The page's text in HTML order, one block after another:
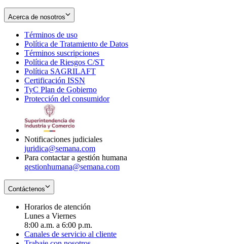
Acerca de nosotros
Términos de uso
in
new
window
Política de Tratamiento de Datos
Términos suscripciones
in
Política de Riesgos C/ST
Política SAGRILAFT
new
window
Certificación ISSN
in
new
TyC Plan de Gobierno
in
Protección del consumidorOpens
Notificaciones judiciales
juridica@semana.com
Para contactar a gestión humana
gestionhumana@semana.com
Contáctenos
Horarios de atención
Lunes a Viernes
8:00 a.m. a 6:00 p.m.
Canales de servicio al cliente